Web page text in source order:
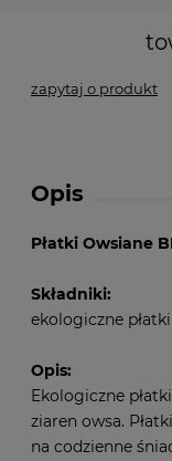
zapytaj o produkt
Opis
Płatki Owsiane
Składniki:
ekologiczne płatki
Opis:
Ekologiczne
ziaren owsa.
na codzienne